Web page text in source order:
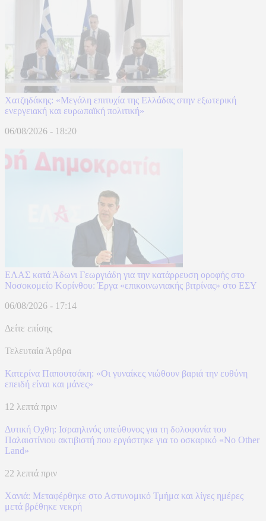
Χατζηδάκης: «Μεγάλη επιτυχία της Ελλάδας στην εξωτερική
ενεργειακή και ευρωπαϊκή πολιτική»
06/08/2026 - 18:20
ΕΛΑΣ κατά Άδωνι Γεωργιάδη για την κατάρρευση οροφής στο
Νοσοκομείο Κορίνθου: Έργα «επικοινωνιακής βιτρίνας» στο ΕΣΥ
06/08/2026 - 17:14
Δείτε επίσης
Τελευταία Άρθρα
Κατερίνα Παπουτσάκη: «Οι γυναίκες νιώθουν βαριά την ευθύνη
επειδή είναι και μάνες»
12 λεπτά πριν
Δυτική Οχθη: Ισραηλινός υπεύθυνος για τη δολοφονία του
Παλαιστίνιου ακτιβιστή που εργάστηκε για το οσκαρικό «No Other
Land»
22 λεπτά πριν
Χανιά: Mεταφέρθηκε στο Αστυνομικό Τμήμα και λίγες ημέρες
μετά βρέθηκε νεκρή